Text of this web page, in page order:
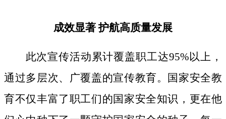
成效显著护航高质量发展
此次宣传活动累计覆盖职工达95%以上，
通过多层次、广覆盖的宣传教育。国家安全教
育不仅丰富了职工们的国家安全知识，更在他